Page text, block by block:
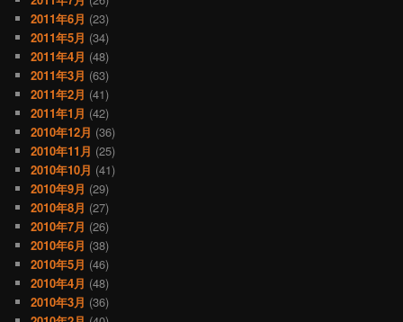
2011年6月 (23)
2011年5月 (34)
2011年4月 (48)
2011年3月 (63)
2011年2月 (41)
2011年1月 (42)
2010年12月 (36)
2010年11月 (25)
2010年10月 (41)
2010年9月 (29)
2010年8月 (27)
2010年7月 (26)
2010年6月 (38)
2010年5月 (46)
2010年4月 (48)
2010年3月 (36)